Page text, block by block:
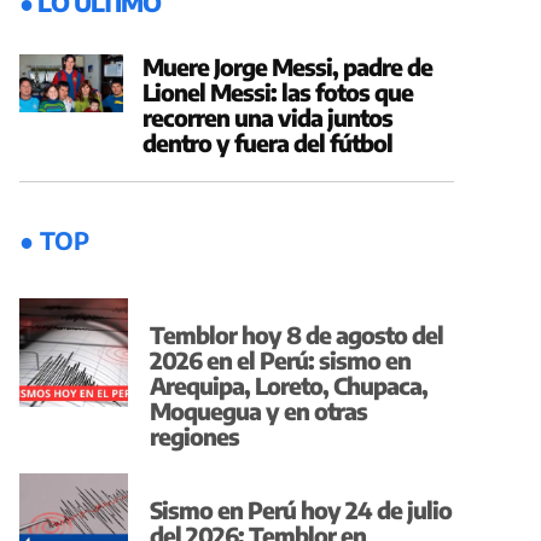
Muere Jorge Messi, padre de
Lionel Messi: las fotos que
recorren una vida juntos
dentro y fuera del fútbol
● TOP
Temblor hoy 8 de agosto del
2026 en el Perú: sismo en
Arequipa, Loreto, Chupaca,
Moquegua y en otras
regiones
Sismo en Perú hoy 24 de julio
del 2026: Temblor en